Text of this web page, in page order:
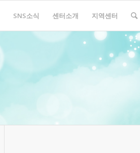
SNS소식 센터소개 지역센터